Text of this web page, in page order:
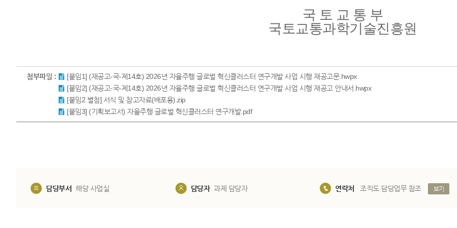
국 토 교 통 부
국토교통과학기술진흥원
첨부파일 :
[붙임1] (재공고-국-제14호) 2026년 자율주행 글로벌 혁신클러스터 연구개발 사업 시행 재공고문.hwpx
[붙임2] (재공고-국-제14호) 2026년 자율주행 글로벌 혁신클러스터 연구개발 사업 시행 재공고 안내서.hwpx
[붙임2 별첨] 서식 및 참고자료(배포용).zip
[붙임3] (기획보고서) 자율주행 글로벌 혁신클러스터 연구개발.pdf
담당부서 해당 사업실 담당자 과제 담당자 연락처 조직도 담당업무 참조 보기